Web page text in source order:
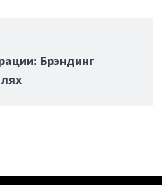
Брэндинг